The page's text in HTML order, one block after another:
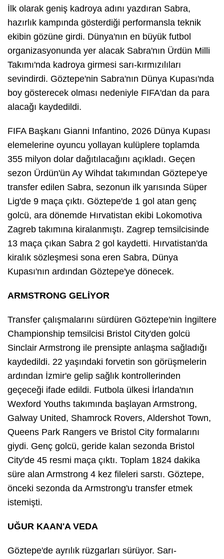
İlk olarak geniş kadroya adını yazdıran Sabra,
hazırlık kampında gösterdiği performansla teknik
ekibin gözüne girdi. Dünya'nın en büyük futbol
organizasyonunda yer alacak Sabra'nın Ürdün Milli
Takımı'nda kadroya girmesi sarı-kırmızılıları
sevindirdi. Göztepe'nin Sabra'nın Dünya Kupası'nda
boy gösterecek olması nedeniyle FIFA'dan da para
alacağı kaydedildi.
FIFA Başkanı Gianni Infantino, 2026 Dünya Kupası
elemelerine oyuncu yollayan kulüplere toplamda
355 milyon dolar dağıtılacağını açıkladı. Geçen
sezon Ürdün'ün Ay Wihdat takımından Göztepe'ye
transfer edilen Sabra, sezonun ilk yarısında Süper
Lig'de 9 maça çıktı. Göztepe'de 1 gol atan genç
golcü, ara dönemde Hırvatistan ekibi Lokomotiva
Zagreb takımına kiralanmıştı. Zagrep temsilcisinde
13 maça çıkan Sabra 2 gol kaydetti. Hırvatistan'da
kiralık sözleşmesi sona eren Sabra, Dünya
Kupası'nın ardından Göztepe'ye dönecek.
ARMSTRONG GELİYOR
Transfer çalışmalarını sürdüren Göztepe'nin İngiltere
Championship temsilcisi Bristol City'den golcü
Sinclair Armstrong ile prensipte anlaşma sağladığı
kaydedildi. 22 yaşındaki forvetin son görüşmelerin
ardından İzmir'e gelip sağlık kontrollerinden
geçeceği ifade edildi. Futbola ülkesi İrlanda'nın
Wexford Youths takımında başlayan Armstrong,
Galway United, Shamrock Rovers, Aldershot Town,
Queens Park Rangers ve Bristol City formalarını
giydi. Genç golcü, geride kalan sezonda Bristol
City'de 45 resmi maça çıktı. Toplam 1824 dakika
süre alan Armstrong 4 kez fileleri sarstı. Göztepe,
önceki sezonda da Armstrong'u transfer etmek
istemişti.
UĞUR KAAN'A VEDA
Göztepe'de ayrılık rüzgarları sürüyor. Sarı-